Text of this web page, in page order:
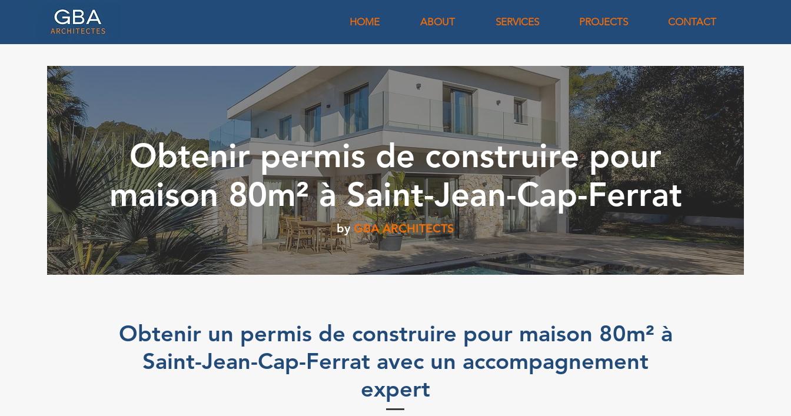
HOME ABOUT SERVICES PROJECTS CONTACT
Obtenir permis de construire pour
maison 80m² à Saint-Jean-Cap-Ferrat
by GBA ARCHITECTS
Obtenir un permis de construire pour maison 80m² à
Saint-Jean-Cap-Ferrat avec un accompagnement
expert